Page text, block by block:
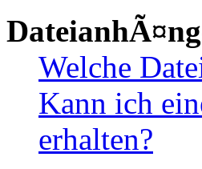
Welche
Kann ich
erhalten?